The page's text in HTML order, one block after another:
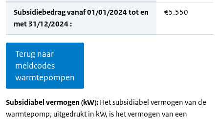
Subsidiebedrag vanaf 01/01/2024 tot en
met 31/12/2024 :
€5.550
Terug naar
meldcodes
warmtepompen
Subsidiabel vermogen (kW): Het subsidiabel vermogen van de
warmtepomp, uitgedrukt in kW, is het vermogen van een